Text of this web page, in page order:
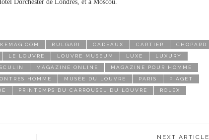
Dorchester de Londres, et à Moscou.
BULGARI CADEAUX CARTIER CHOPARD
LE LOUVRE LOUVRE MUSEUM LUXE LUXURY
MAGAZINE ONLINE MAGAZINE POUR HOMME
HOMME MUSÉE DU LOUVRE PARIS PIAGET
PRINTEMPS DU CARROUSEL DU LOUVRE ROLEX
NEXT ARTICLE